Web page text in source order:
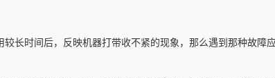
长时间后，反映机器打带收不紧的现象，那么遇到那种故障